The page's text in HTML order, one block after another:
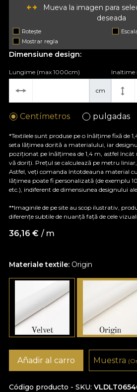
Mueva la imagen para
deseada
Rotește
Mostrar regla
Materiale textile: Origin
Dimensiune design:
cm
Lungime (max 1000cm) Inaltime
Centímetros pulgadas
*Textilele sunt produse pe o înălțime fixă de
seta lățimea dorită a materialului, iar
poziționat pe înălțimea de 1,4 m, astfel încât
vă doriți. Prețul se calculează pe metru
Astfel, veți comanda întotdeauna material
lățimea poate fi personalizată (de exemplu
etc.), indiferent de dimensiunea designului
**Imaginile de pe site au scop ilustrativ,
diferențe subtile de nuanță față de cele
36,16 € / m
Código producto - SKU
Añadir al carro Muestra